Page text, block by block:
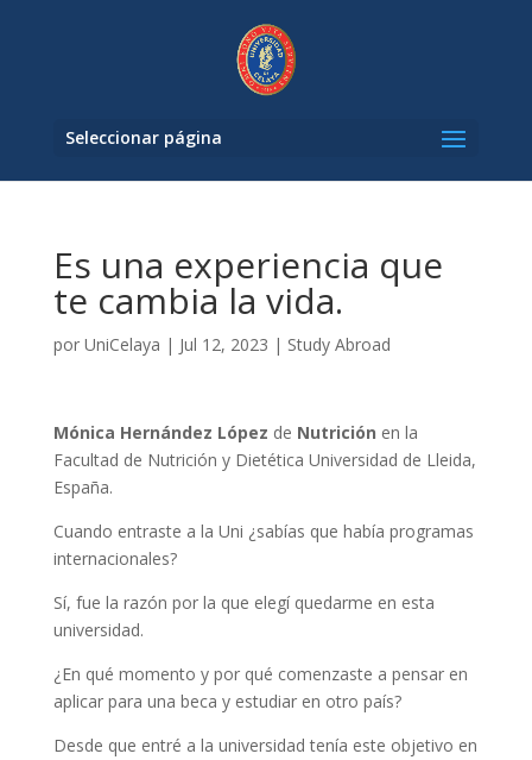
Seleccionar página
Es una experiencia que
te cambia la vida.
por UniCelaya | Jul 12, 2023 | Study Abroad
Mónica Hernández López de Nutrición en la
Facultad de Nutrición y Dietética Universidad de Lleida,
España.
Cuando entraste a la Uni ¿sabías que había programas
internacionales?
Sí, fue la razón por la que elegí quedarme en esta
universidad.
¿En qué momento y por qué comenzaste a pensar en
aplicar para una beca y estudiar en otro país?
Desde que entré a la universidad tenía este objetivo en